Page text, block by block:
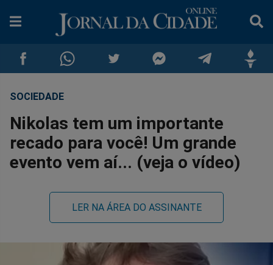
Compartilhar
no
Facebook
Compartilhar
no
Whatsapp
no
Twitter
no
Messenger
no
TelegramGettr
SOCIEDADE
Nikolas tem um importante
recado para você! Um grande
evento vem aí... (veja o vídeo)
LER NA ÁREA DO ASSINANTE